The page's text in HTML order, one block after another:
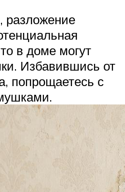
разложение
в доме могут
Избавившись от
попрощаетесь с